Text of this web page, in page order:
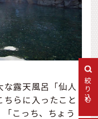
絞り込む
露天風呂「仙人
らに入ったこと
こっち、ちょう